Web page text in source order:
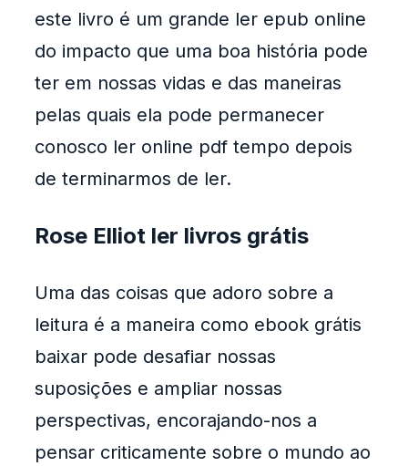
este livro é um grande ler epub online
do impacto que uma boa história pode
ter em nossas vidas e das maneiras
pelas quais ela pode permanecer
conosco ler online pdf tempo depois
de terminarmos de ler.
Rose Elliot ler livros grátis
Uma das coisas que adoro sobre a
leitura é a maneira como ebook grátis
baixar pode desafiar nossas
suposições e ampliar nossas
perspectivas, encorajando-nos a
pensar criticamente sobre o mundo ao